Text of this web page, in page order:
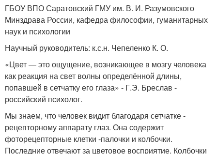
ГБОУ ВПО Саратовский ГМУ им. В. И. Разумовского
Минздрава России, кафедра философии, гуманитарных
наук и психологии
Научный руководитель: к.с.н. Чепеленко К. О.
«Цвет — это ощущение, возникающее в мозгу человека
как реакция на свет волны определённой длины,
попавшей в сетчатку его глаза» - Г.Э. Бреслав -
российский психолог.
Мы знаем, что человек видит благодаря сетчатке -
рецепторному аппарату глаз. Она содержит
фоторецепторные клетки -палочки и колбочки.
Последние отвечают за цветовое восприятие. Колбочки